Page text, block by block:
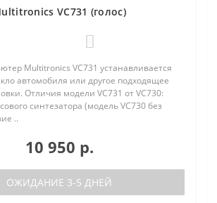
VC731 (голос)
Multitronics VC731 устанавливается
автомобиля или другое подходящее
Отличия модели VC731 от VC730:
синтезатора (модель VC730 без
..
10 950 р.
ОЖИДАНИЕ 3-5 ДНЕЙ